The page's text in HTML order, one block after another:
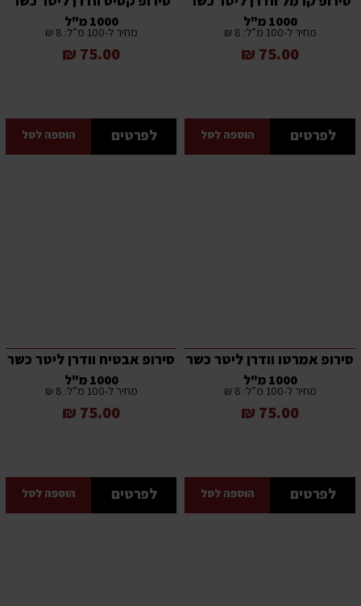
1000 מ"ל
מחיר ל-100 מ”ל: 8 ₪
75.00 ₪
לפרטים הוספה לסל
1000 מ"ל
מחיר ל-100 מ”ל: 8 ₪
75.00 ₪
לפרטים הוספה לסל
סירופ אמרטו וודרן ליטר כשר
1000 מ"ל
מחיר ל-100 מ”ל: 8 ₪
75.00 ₪
לפרטים הוספה לסל
סירופ אבטיח וודרן ליטר כשר
1000 מ"ל
מחיר ל-100 מ”ל: 8 ₪
75.00 ₪
לפרטים הוספה לסל